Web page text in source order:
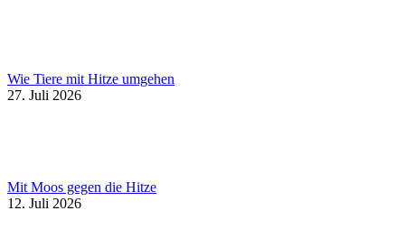
Wie Tiere mit Hitze umgehen
27. Juli 2026
Mit Moos gegen die Hitze
12. Juli 2026